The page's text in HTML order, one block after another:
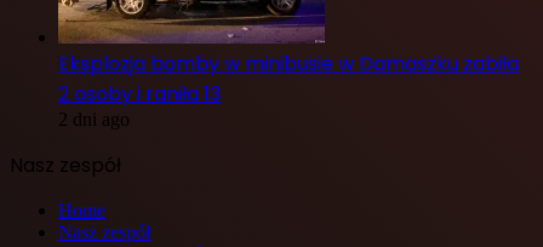
Eksplozja bomby w minibusie w Damaszku zabiła
2 osoby i raniła 13
2 dni ago
Nasz zespół
Home
Nasz zespół